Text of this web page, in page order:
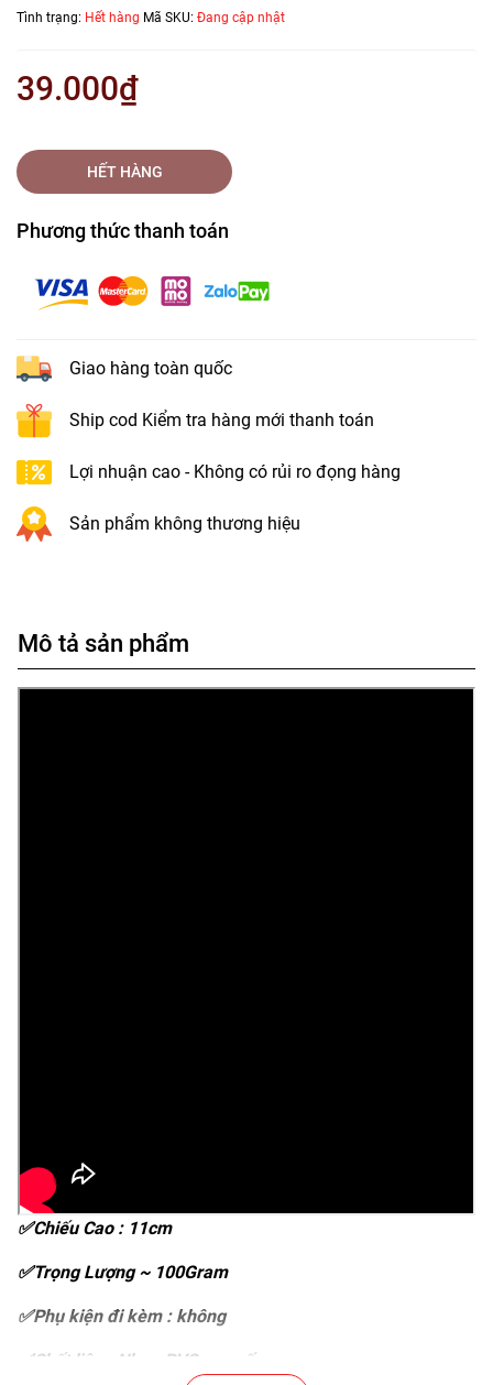
Tình trạng: Hết hàng Mã SKU: Đang cập nhật
39.000₫
HẾT HÀNG
Phương thức thanh toán
Giao hàng toàn quốc
Ship cod Kiểm tra hàng mới thanh toán
Lợi nhuận cao - Không có rủi ro đọng hàng
Sản phẩm không thương hiệu
Mô tả sản phẩm
✅Chiếu Cao : 11cm
✅Trọng Lượng ~ 100Gram
✅Phụ kiện đi kèm : không
✅Chất liệu : Nhựa PVC cao cấp